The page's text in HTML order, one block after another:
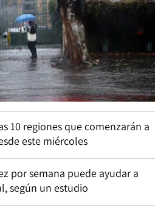
10 regiones que comenzarán a
este miércoles
por semana puede ayudar a
según un estudio